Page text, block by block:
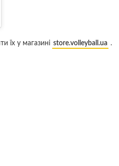
їх у магазині store.volleyball.ua .